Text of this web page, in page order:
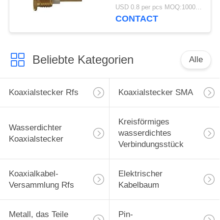
USD 0.8 per pcs MOQ:1000 PC
CONTACT
Beliebte Kategorien Alle
Koaxialstecker Rfs Koaxialstecker SMA
Wasserdichter
Koaxialstecker
Kreisförmiges
wasserdichtes
Verbindungsstück
Koaxialkabel-
Versammlung Rfs
Elektrischer
Kabelbaum
Metall, das Teile Pin-